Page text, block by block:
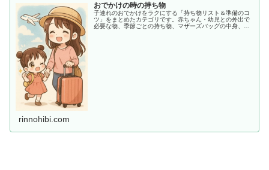
おでかけの時の持ち物
子連れのおでかけをラクにする「持ち物リスト＆準備のコ
ツ」をまとめたカテゴリです。赤ちゃん・幼児との外出で
必要な物、季節ごとの持ち物、マザーズバッグの中身、あ
rinnohibi.com